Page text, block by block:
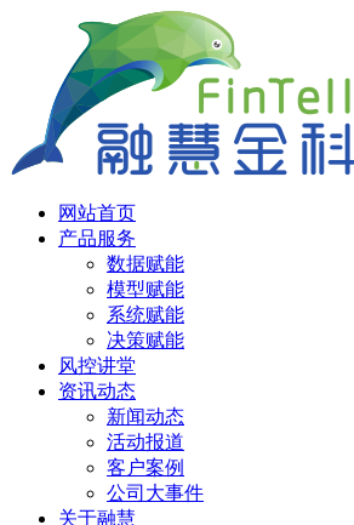
网站首页
产品服务
数据赋能
模型赋能
系统赋能
决策赋能
风控讲堂
资讯动态
新闻动态
活动报道
客户案例
公司大事件
关于融慧